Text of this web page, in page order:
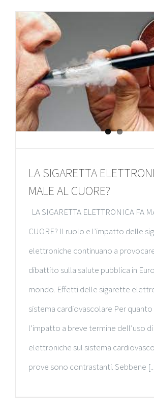
LA SIGARETTA
MALE AL CUORE?
LA SIGARETTA ELETTRONICA FA
CUORE? Il ruolo e l’impatto delle
elettroniche continuano a
dibattito sulla salute pubblica in
mondo. Effetti delle sigarette
sistema cardiovascolare Per quanto
l’impatto a breve termine dell’uso
elettroniche sul sistema
prove sono contrastanti. Sebbene